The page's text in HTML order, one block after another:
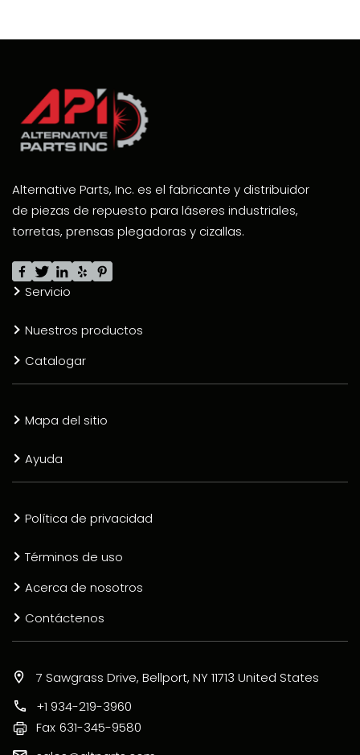
Alternative Parts, Inc. es el fabricante y distribuidor
de piezas de repuesto para láseres industriales,
torretas, prensas plegadoras y cizallas.
Servicio
Nuestros productos
Catalogar
Mapa del sitio
Ayuda
Política de privacidad
Términos de uso
Acerca de nosotros
Contáctenos
7 Sawgrass Drive, Bellport, NY 11713 United States
+1 934-219-3960
Fax 631-345-9580